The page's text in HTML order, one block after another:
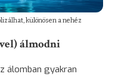
különösen a nehéz
álmodni
álomban gyakran